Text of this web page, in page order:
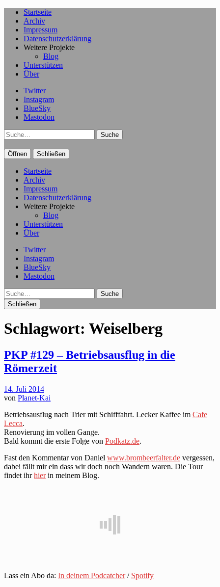
Startseite
Archiv
Impressum
Datenschutzerklärung
Weitere Projekte
Blog
Unterstützen
Über
Twitter
Instagram
BlueSky
Mastodon
Suche
Öffnen Schließen
Startseite
Archiv
Impressum
Datenschutzerklärung
Weitere Projekte
Blog
Unterstützen
Über
Twitter
Instagram
BlueSky
Mastodon
Suche
Schließen
Schlagwort: Weiselberg
PKP #129 – Betriebsausflug in die
Römerzeit
14. Juli 2014
von Planet-Kai
Betriebsausflug nach Trier mit Schifffahrt. Lecker Kaffee im Cafe
Lecca.
Renovierung im vollen Gange.
Bald kommt die erste Folge von Podkatz.de.
Fast den Kommentar von Daniel www.brombeerfalter.de vergessen,
dabei fällt mir ein dass wir doch noch Wandern waren. Die Tour
findet ihrhierin meinem Blog.
Lass ein Abo da: In deinem Podcatcher/ Spotify